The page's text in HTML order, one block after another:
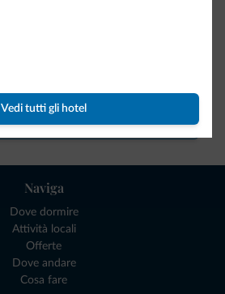
Vedi tutti gli hotel
Vai allo shop
Naviga
Dove dormire
Attività locali
Offerte
Dove andare
Cosa fare